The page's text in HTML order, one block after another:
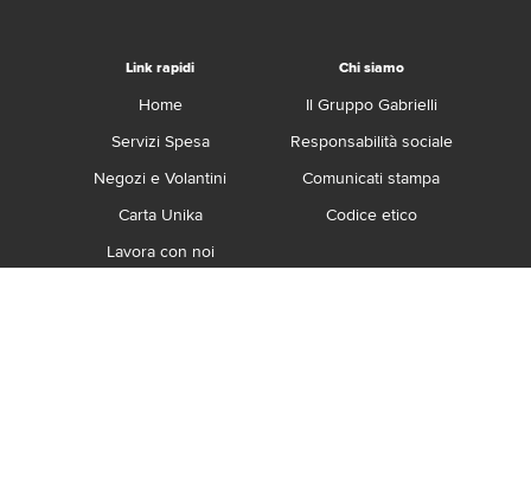
Link rapidi
Home
Servizi Spesa
Negozi e Volantini
Carta Unika
Lavora con noi
Chi siamo
Il Gruppo Gabrielli
Responsabilità sociale
Comunicati stampa
Codice etico